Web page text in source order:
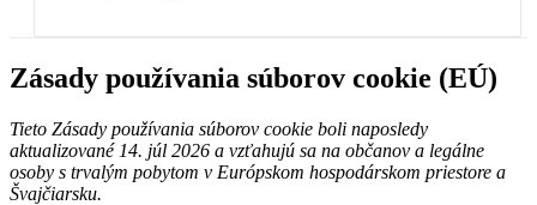
Zásady používania súborov cookie (EÚ)
Tieto Zásady používania súborov cookie boli naposledy
aktualizované 14. júl 2026 a vzťahujú sa na občanov a legálne
osoby s trvalým pobytom v Európskom hospodárskom priestore a
Švajčiarsku.